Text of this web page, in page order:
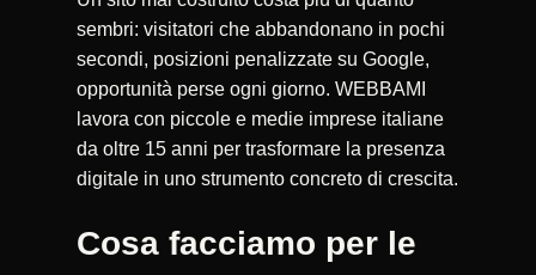
sembri: visitatori che abbandonano in pochi
secondi, posizioni penalizzate su Google,
opportunità perse ogni giorno. WEBBAMI
lavora con piccole e medie imprese italiane
da oltre 15 anni per trasformare la presenza
digitale in uno strumento concreto di crescita.
Cosa facciamo per le